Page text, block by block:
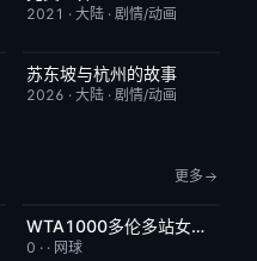
2021 · 大陆· 剧情/动画
更新至第16集
苏东坡与杭州的故事
2026 · 大陆· 剧情/动画
更多
今日更新 4.0
WTA1000多伦多站女单第二轮：贝莱克VS斯瓦泰克
0 · · 网球